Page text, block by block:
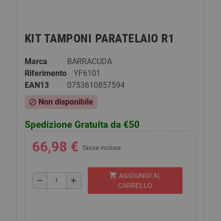
KIT TAMPONI PARATELAIO R1
Marca
BARRACUDA
Riferimento
YF6101
EAN13
0753610857594
block Non disponibile
Spedizione Gratuita da €50
66,98 € Tasse incluse
remove add
shopping_cart AGGIUNGI AL
CARRELLO